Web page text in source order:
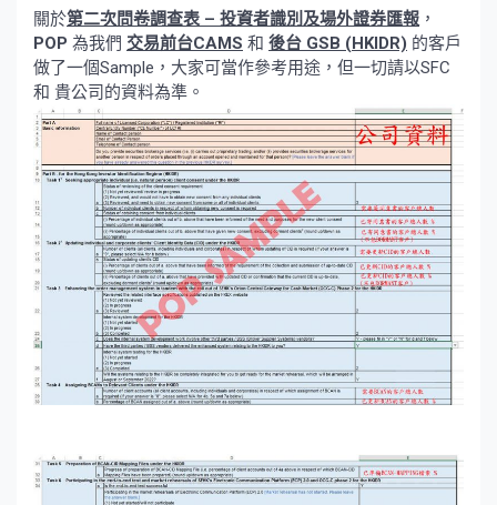
關於第二次問卷調查表 – 投資者識別及場外證券匯報 ，
POP 為我們 交易前台CAMS 和 後台 GSB (HKIDR) 的客戶
做了一個Sample，大家可當作參考用途，但一切請以SFC
和 貴公司的資料為準。